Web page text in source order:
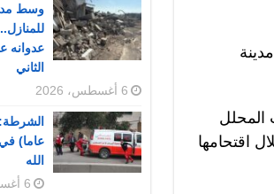
المحلل
اقتحامها
وسط
عدوانه
الثاني
6 أغسطس، 2026
عاما)
الله
6 أغسطس، 2026